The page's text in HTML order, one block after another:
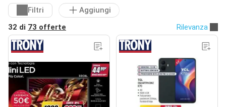
Filtri
Aggiungi
32 di 73 offerte Rilevanza